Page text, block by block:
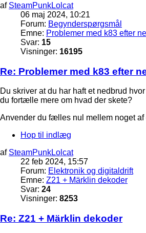
af SteamPunkLolcat
06 maj 2024, 10:21
Forum: Begynderspørgsmål
Emne: Problemer med k83 efter
Svar: 15
Visninger: 16195
Re: Problemer med k83 efter
Du skriver at du har haft et nedbrud
du fortælle mere om hvad der skete?
Anvender du fælles nul mellem noget af
Hop til indlæg
af SteamPunkLolcat
22 feb 2024, 15:57
Forum: Elektronik og digitaldrift
Emne: Z21 + Märklin dekoder
Svar: 24
Visninger: 8253
Re: Z21 + Märklin dekoder